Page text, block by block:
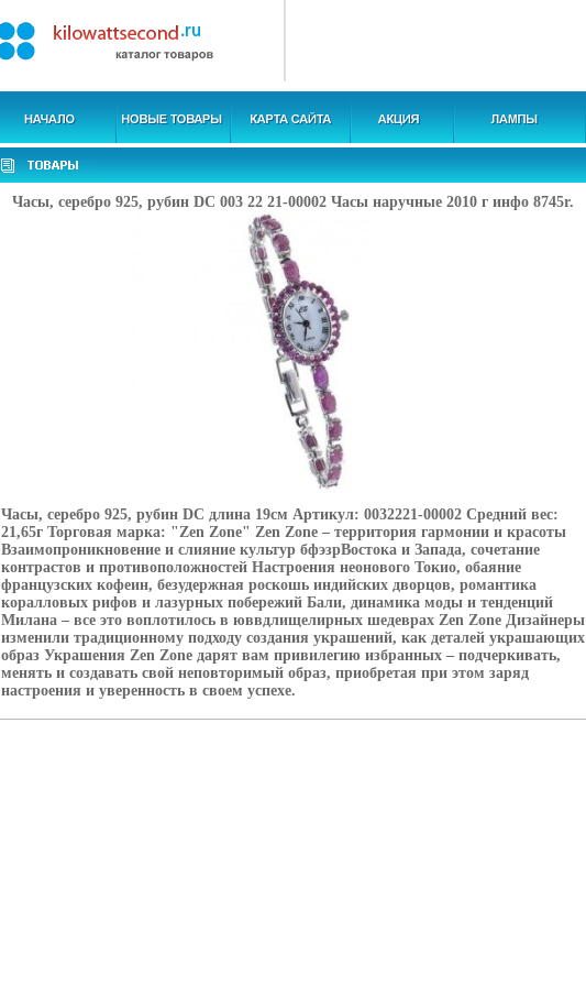
Часы, серебро 925, рубин DC 003 22 21-00002 Часы наручные 2010 г инфо 8745r.
Часы, серебро 925, рубин DC длина 19см Артикул: 0032221-00002 Средний вес:
21,65г Торговая марка: "Zen Zone" Zen Zone – территория гармонии и красоты
Взаимопроникновение и слияние культур бфэзрВостока и Запада, сочетание
контрастов и противоположностей Настроения неонового Токио, обаяние
французских кофеин, безудержная роскошь индийских дворцов, романтика
коралловых рифов и лазурных побережий Бали, динамика моды и тенденций
Милана – все это воплотилось в юввдлищелирных шедеврах Zen Zone Дизайнеры
изменили традиционному подходу создания украшений, как деталей украшающих
образ Украшения Zen Zone дарят вам привилегию избранных – подчеркивать,
менять и создавать свой неповторимый образ, приобретая при этом заряд
настроения и уверенность в своем успехе.